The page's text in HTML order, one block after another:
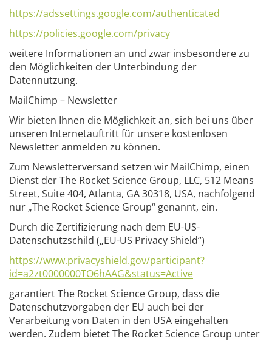
https://adssettings.google.com/authenticated
https://policies.google.com/privacy
weitere Informationen an und zwar insbesondere zu
den Möglichkeiten der Unterbindung der
Datennutzung.
MailChimp – Newsletter
Wir bieten Ihnen die Möglichkeit an, sich bei uns über
unseren Internetauftritt für unsere kostenlosen
Newsletter anmelden zu können.
Zum Newsletterversand setzen wir MailChimp, einen
Dienst der The Rocket Science Group, LLC, 512 Means
Street, Suite 404, Atlanta, GA 30318, USA, nachfolgend
nur „The Rocket Science Group“ genannt, ein.
Durch die Zertifizierung nach dem EU-US-
Datenschutzschild („EU-US Privacy Shield“)
https://www.privacyshield.gov/participant?
id=a2zt0000000TO6hAAG&status=Active
garantiert The Rocket Science Group, dass die
Datenschutzvorgaben der EU auch bei der
Verarbeitung von Daten in den USA eingehalten
werden. Zudem bietet The Rocket Science Group unter